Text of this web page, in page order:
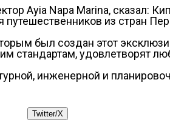
Ayia Napa Marina, сказал:
из стран
был создан этот
стандартам, удовлетворят
инженерной и
Twitter/X